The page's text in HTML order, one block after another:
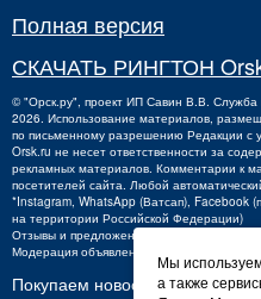
Полная версия
СКАЧАТЬ РИНГТОН
©"Орск.ру", проект ИП Савин В.В.
2026. Использование материалов,
по письменному разрешению Редакции с
Orsk.ru не несет ответственности за
рекламных материалов. Комментарии к
посетителей сайта. Любой
*Instagram, WhatsApp (Ватсап), Facebook
на территории Российской Федерации)
Отзывы и предложения о работе портала:
Модерация объявлений +7 (3537) 32-71-28
Покупаем новости:
Мы
а также